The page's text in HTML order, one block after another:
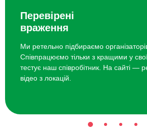
Перевірені
враження
Ми ретельно підбираємо
Співпрацюємо тільки з кращими у
тестує наш співробітник. На сайті —
відео з локацій.